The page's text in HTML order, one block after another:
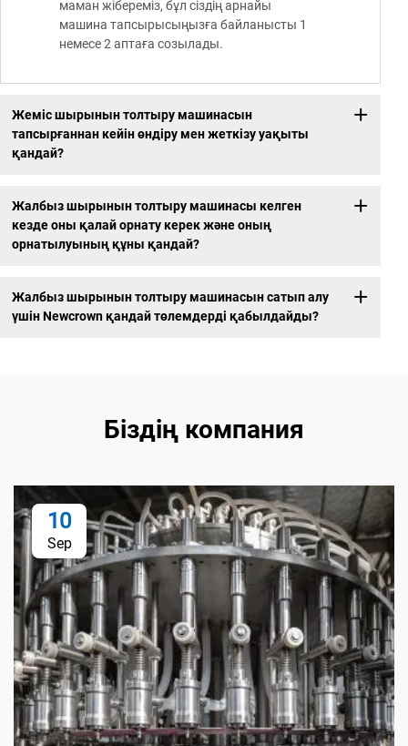
маман жібереміз, бұл сіздің арнайы
машина тапсырысыңызға байланысты 1
немесе 2 аптаға созылады.
Жеміс шырынын толтыру машинасын
тапсырғаннан кейін өндіру мен жеткізу уақыты
қандай?
Жалбыз шырынын толтыру машинасы келген
кезде оны қалай орнату керек және оның
орнатылуының құны қандай?
Жалбыз шырынын толтыру машинасын сатып алу
үшін Newcrown қандай төлемдерді қабылдайды?
Біздің компания
10
Sep